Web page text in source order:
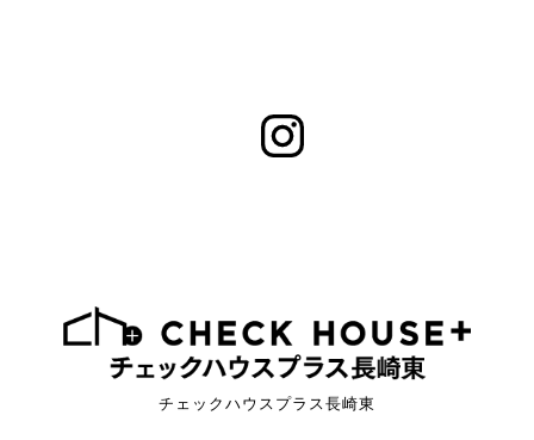
チェックハウスプラス長崎東